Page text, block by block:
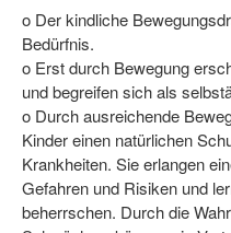
Wir über uns "Leitbild"
Vorstand Sportjugend
Vereinsentwicklung –
Ferienfreizeiten
Sporthelferforum
o Der kindliche
Bedürfnis.
o Erst durch Bewegung
und begreifen sich als
o Durch ausreichende
Kinder einen natürlichen
Krankheiten. Sie erlangen
Gefahren und Risiken und
beherrschen. Durch die